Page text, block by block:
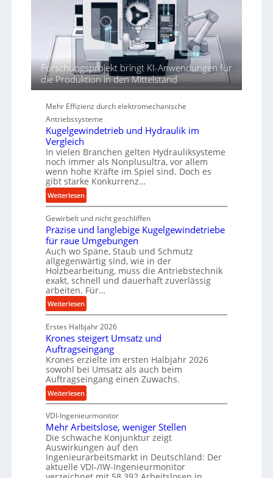
h
d
i
e
e
r
f
o
r
m
a
n
c
e
b
e
i
m
D
r
ü
c
p
r
o
z
e
s
s
Forschungsprojekt bringt KI-Anwendungen für
die Produktion in den Mittelstand
Mehr Effizienz durch elektromechanische
Antriebssysteme
Kugelgewindetrieb und Hydraulik im
Vergleich
In vielen Branchen gelten Hydrauliksysteme
noch immer als Nonplusultra, vor allem
wenn hohe Kräfte im Spiel sind. Doch es
gibt starke Konkurrenz…
Weiterlesen:
K
u
g
e
l
g
e
w
i
n
e
r
i
e
b
u
n
d
H
y
d
r
Gewirbelt und nicht geschliffen
Präzise und langlebige Kugelgewindetriebe
für raue Umgebungen
Auch wo Späne, Staub und Schmutz
allgegenwärtig sind, wie in der
Holzbearbeitung, muss die Antriebstechnik
exakt, schnell und dauerhaft zuverlässig
arbeiten. Für…
Weiterlesen:
P
r
ä
z
i
s
e
u
n
d
l
a
n
g
Erstes Halbjahr 2026
Krones steigert Umsatz und
Auftragseingang
Krones erzielte im ersten Halbjahr 2026
sowohl bei Umsatz als auch beim
Auftragseingang einen Zuwachs.
Weiterlesen:
K
r
o
n
e
s
s
VDI-Ingenieurmonitor
Mehr Arbeitslose, weniger Stellen
Die schwache Konjunktur zeigt
Auswirkungen auf den
Ingenieurarbeitsmarkt in Deutschland: Der
aktuelle VDI-/IW-Ingenieurmonitor